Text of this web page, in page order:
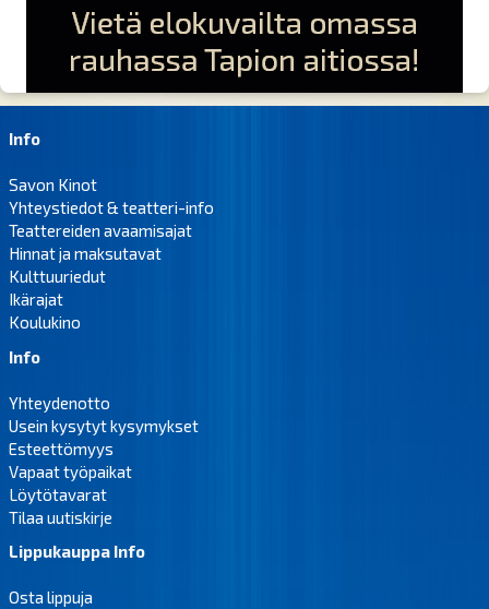
Info
Savon Kinot
Yhteystiedot & teatteri-info
Teattereiden avaamisajat
Hinnat ja maksutavat
Kulttuuriedut
Ikärajat
Koulukino
Info
Yhteydenotto
Usein kysytyt kysymykset
Esteettömyys
Vapaat työpaikat
Löytötavarat
Tilaa uutiskirje
Lippukauppa Info
Osta lippuja